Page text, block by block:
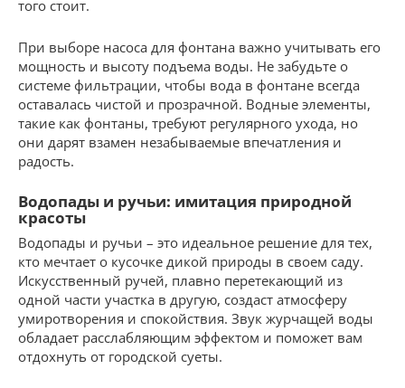
того стоит.
При выборе насоса для фонтана важно учитывать его
мощность и высоту подъема воды. Не забудьте о
системе фильтрации, чтобы вода в фонтане всегда
оставалась чистой и прозрачной. Водные элементы,
такие как фонтаны, требуют регулярного ухода, но
они дарят взамен незабываемые впечатления и
радость.
Водопады и ручьи: имитация природной
красоты
Водопады и ручьи – это идеальное решение для тех,
кто мечтает о кусочке дикой природы в своем саду.
Искусственный ручей, плавно перетекающий из
одной части участка в другую, создаст атмосферу
умиротворения и спокойствия. Звук журчащей воды
обладает расслабляющим эффектом и поможет вам
отдохнуть от городской суеты.